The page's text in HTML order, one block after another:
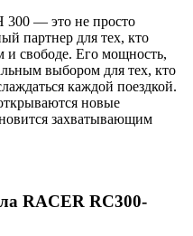
— это не просто
партнер для тех, кто
и свободе. Его мощность,
выбором для тех, кто
каждой поездкой.
новые
захватывающим
RACER RC300-